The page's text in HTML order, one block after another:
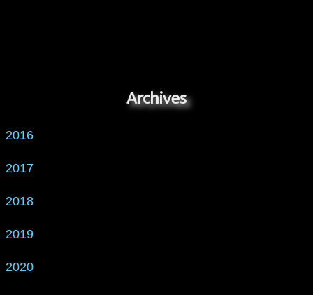
Archives
2016
2017
2018
2019
2020